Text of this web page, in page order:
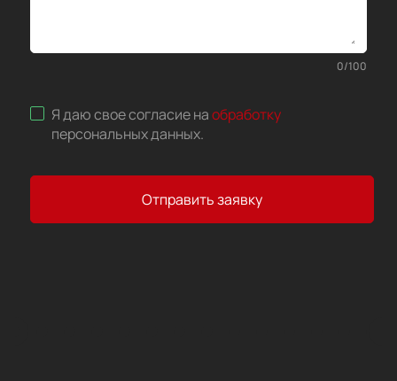
0/100
Я даю свое согласие наобработку
персональных данных.
Отправить заявку